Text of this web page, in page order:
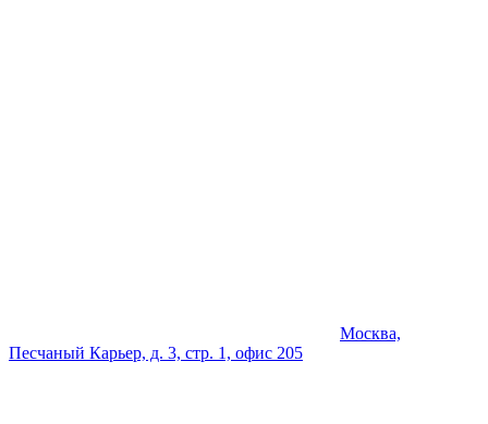
Москва,
Песчаный Карьер, д. 3, стр. 1, офис 205